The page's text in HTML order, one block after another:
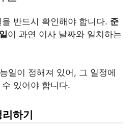
반드시 확인해야 합니다. 준
이 과연 이사 날짜와 일치하는
일이 정해져 있어, 그 일정에
있어야 합니다.
하기